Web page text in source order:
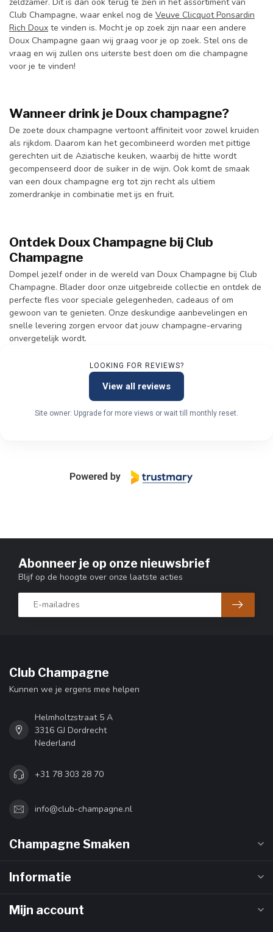
Club Champagne, waar enkel nog de Veuve Clicquot Ponsardin
Rich Doux te vinden is. Mocht je op zoek zijn naar een andere
Doux Champagne gaan wij graag voor je op zoek. Stel ons de
vraag en wij zullen ons uiterste best doen om die champagne
voor je te vinden!
Wanneer drink je Doux champagne?
De zoete doux champagne vertoont affiniteit voor zowel kruiden
als rijkdom. Daarom kan het gecombineerd worden met pittige
gerechten uit de Aziatische keuken, waarbij de hitte wordt
gecompenseerd door de suiker in de wijn. Ook komt de smaak
van een doux champagne erg tot zijn recht als ultiem
zomerdrankje in combinatie met ijs en fruit.
Ontdek Doux Champagne bij Club
Champagne
Dompel jezelf onder in de wereld van Doux Champagne bij Club
Champagne. Blader door onze uitgebreide collectie en ontdek de
perfecte fles voor speciale gelegenheden, cadeaus of om
gewoon van te genieten. Onze deskundige aanbevelingen en
snelle levering zorgen ervoor dat jouw champagne-ervaring
onvergetelijk wordt.
LOOKING FOR REVIEWS?
View all reviews
Site owner: Upgrade for more views or wait till monthly reset.
Abonneer je op onze nieuwsbrief
Blijf op de hoogte over onze laatste acties
Club Champagne
Kunnen we je ergens mee helpen
Helmholtzstraat 5 A
3316 GJ Dordrecht
Nederland
+31 78 303 28 70
info@club-champagne.nl
Champagne Smaken
Informatie
Mijn account